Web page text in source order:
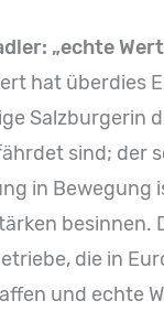
„echte
hat überdies
Salzburgerin
sind; der
in Bewegung
die in
und echte